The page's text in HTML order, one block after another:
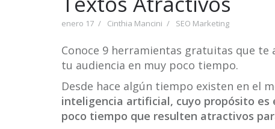
enero 17 Cinthia Mancini SEO Marketing
Conoce 9 herramientas gratuitas que
tu audiencia en muy poco tiempo.
Desde hace algún tiempo existen en el
inteligencia artificial, cuyo propósito
poco tiempo que resulten atractivos